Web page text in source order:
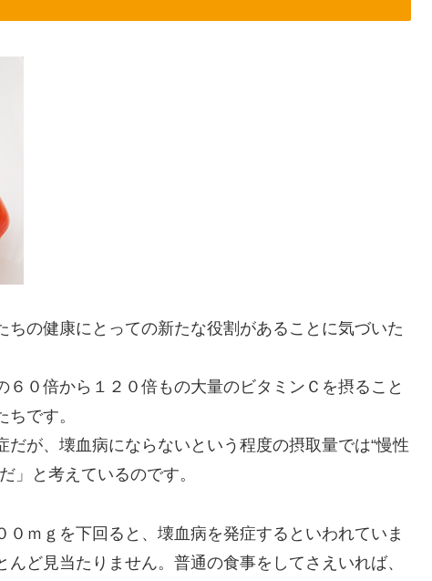
の健康にとっての新たな役割があることに気づいた
０倍から１２０倍もの大量のビタミンＣを摂ること
です。
が、壊血病にならないという程度の摂取量では“慢性
」と考えているのです。
ｍｇを下回ると、壊血病を発症するといわれていま
ど見当たりません。普通の食事をしてさえいれば、